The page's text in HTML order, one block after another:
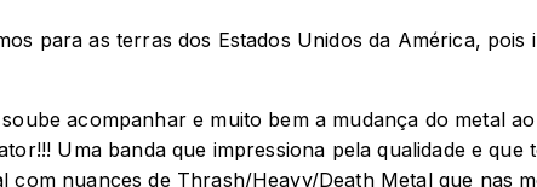
para as terras dos Estados Unidos da América,
acompanhar e muito bem a mudança do metal
Uma banda que impressiona pela qualidade e que
nuances de Thrash/Heavy/Death Metal que nas